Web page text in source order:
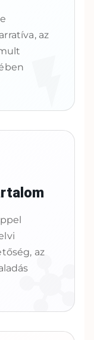
az
az